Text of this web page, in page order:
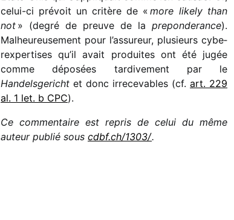
celui-ci prévoit un critère de « more likely than
not » (degré de preuve de la prepon­de­rance).
Malheureusement pour l’assureur, plusieurs cybe­
rex­per­tises qu’il avait produites ont été jugée
comme dépo­sées tardi­ve­ment par le
Handelsgericht et donc irre­ce­vables (cf. art. 229
al. 1 let. b CPC).
Ce commen­taire est repris de celui du même
auteur publié sous cdbf​.ch/​1​3​03/.